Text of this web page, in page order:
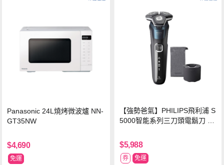
Panasonic 24L燒烤微波爐 NN-
GT35NW
$4,690
免運
【強勢爸氣】PHILIPS飛利浦 S
5000智能系列三刀頭電鬍刀 S5
$5,988
券 免運